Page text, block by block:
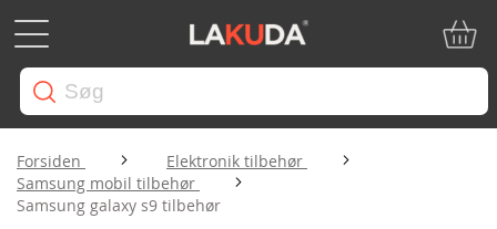
Forsiden
Elektronik tilbehør
Samsung mobil tilbehør
Samsung galaxy s9 tilbehør